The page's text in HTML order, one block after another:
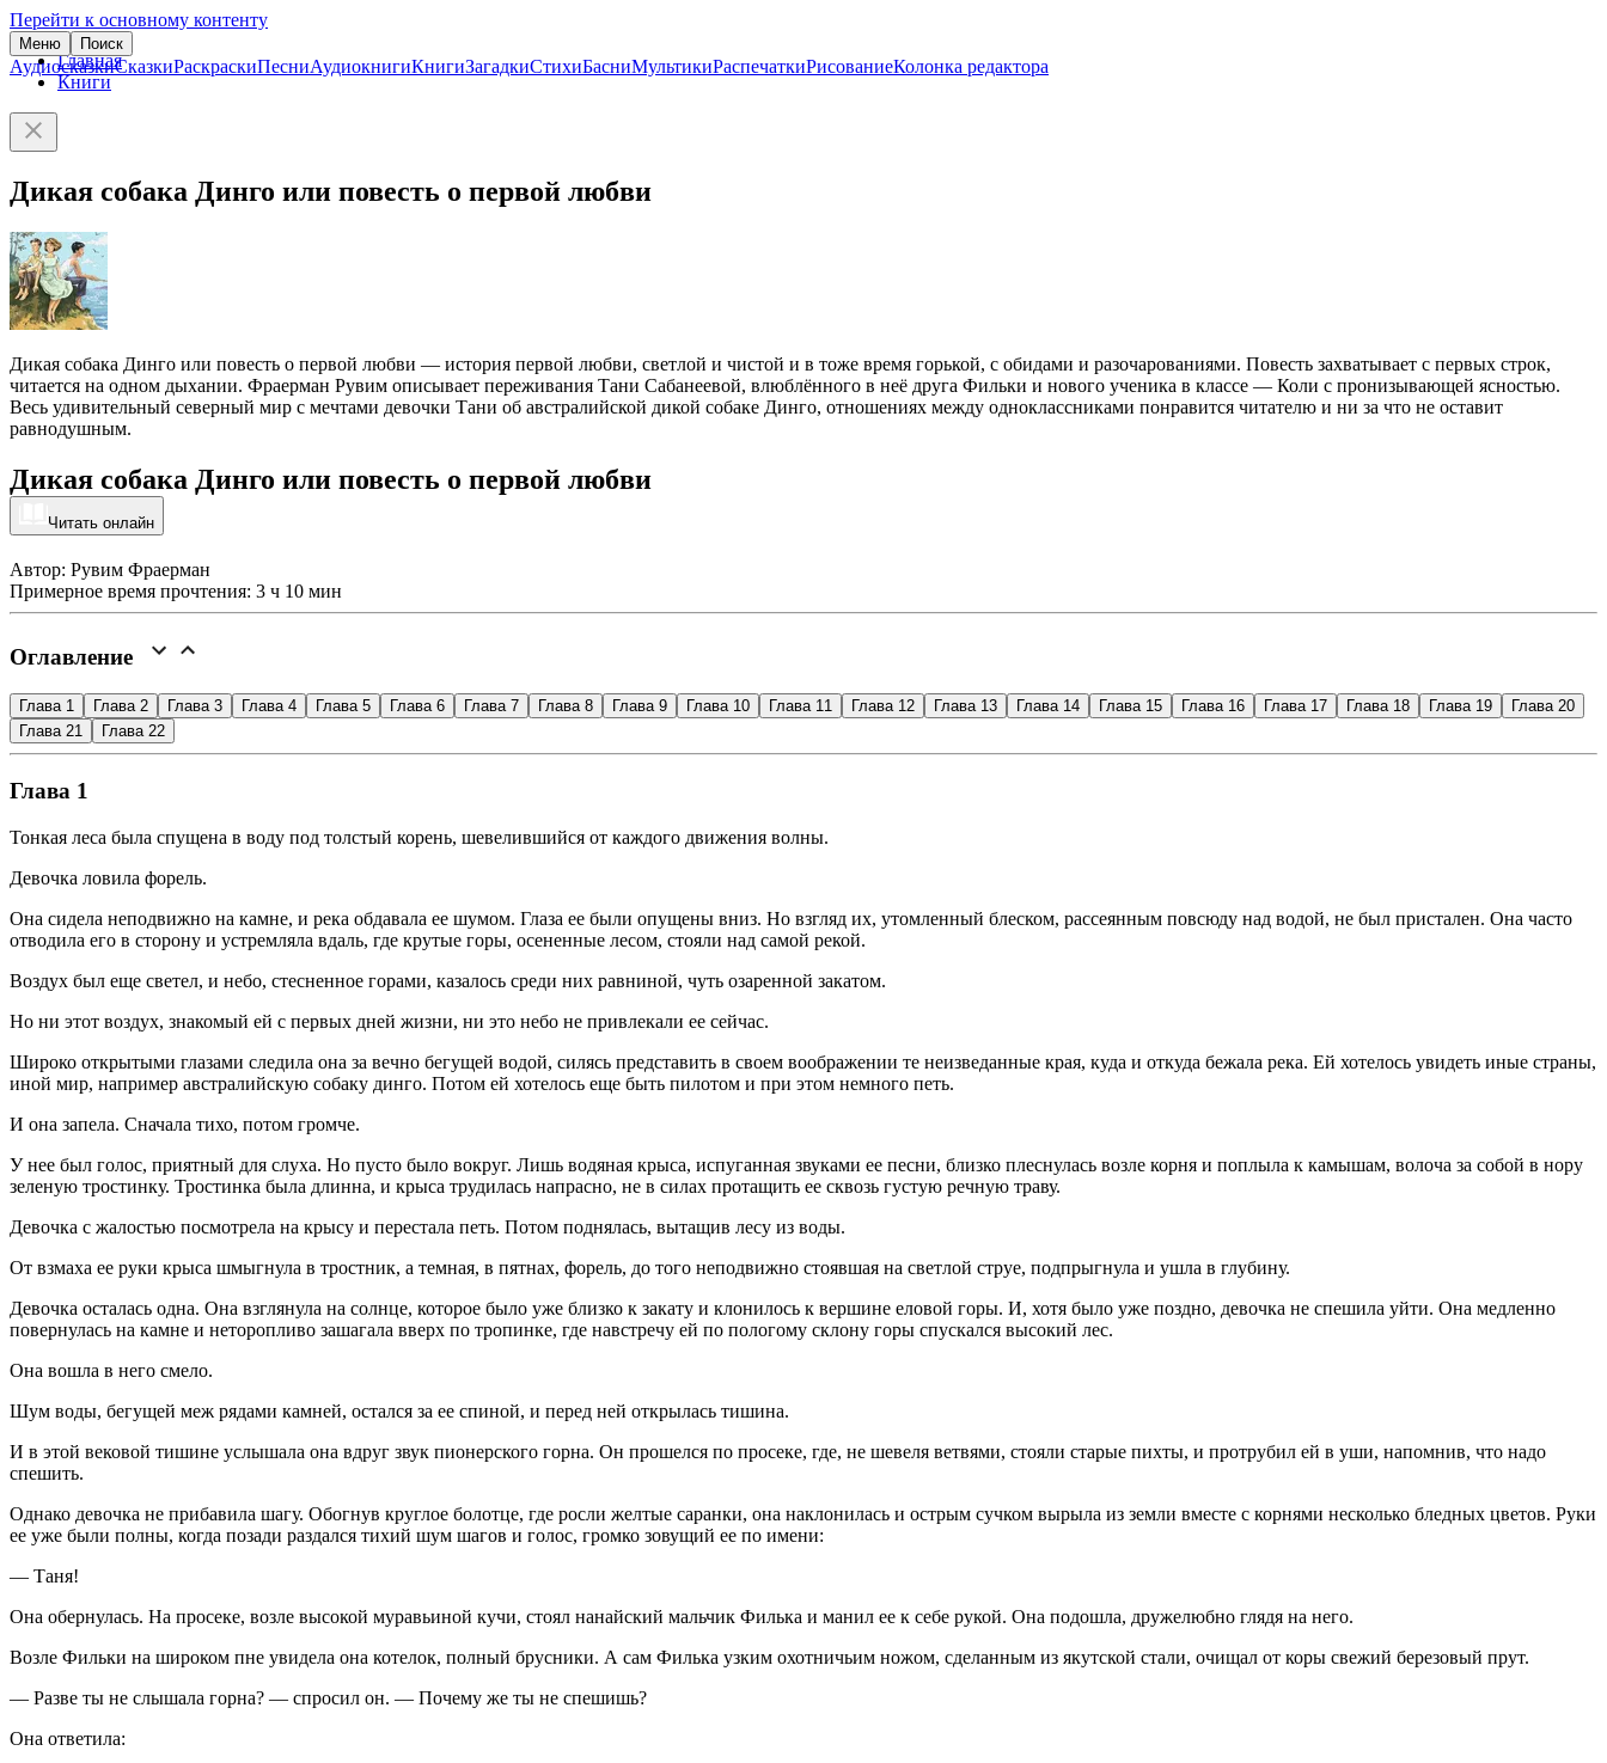
Перейти к основному контенту
Меню Поиск
АудиосказкиСказкиРаскраскиПесниАудиокнигиКнигиЗагадкиСтихиБасниМультикиРаспечаткиРисованиеКолонка редактора
Главная
Книги
Дикая собака Динго или повесть о первой любви
Дикая собака Динго или повесть о первой любви — история первой любви, светлой и чистой и в тоже время горькой, с обидами и разочарованиями. Повесть захватывает с первых строк,
читается на одном дыхании. Фраерман Рувим описывает переживания Тани Сабанеевой, влюблённого в неё друга Фильки и нового ученика в классе — Коли с пронизывающей ясностью.
Весь удивительный северный мир с мечтами девочки Тани об австралийской дикой собаке Динго, отношениях между одноклассниками понравится читателю и ни за что не оставит
равнодушным.
Дикая собака Динго или повесть о первой любви
Читать онлайн
Автор: Рувим Фраерман
Примерное время прочтения: 3 ч 10 мин
Оглавление
Глава 1 Глава 2 Глава 3 Глава 4 Глава 5 Глава 6 Глава 7 Глава 8 Глава 9 Глава 10 Глава 11 Глава 12 Глава 13 Глава 14 Глава 15 Глава 16 Глава 17 Глава 18 Глава 19
Глава 20
Глава 21
Глава 22
Глава 1
Тонкая леса была спущена в воду под толстый корень, шевелившийся от каждого движения волны.
Девочка ловила форель.
Она сидела неподвижно на камне, и река обдавала ее шумом. Глаза ее были опущены вниз. Но взгляд их, утомленный блеском, рассеянным повсюду над водой, не был пристален. Она часто
отводила его в сторону и устремляла вдаль, где крутые горы, осененные лесом, стояли над самой рекой.
Воздух был еще светел, и небо, стесненное горами, казалось среди них равниной, чуть озаренной закатом.
Но ни этот воздух, знакомый ей с первых дней жизни, ни это небо не привлекали ее сейчас.
Широко открытыми глазами следила она за вечно бегущей водой, силясь представить в своем воображении те неизведанные края, куда и откуда бежала река. Ей хотелось увидеть иные страны,
иной мир, например австралийскую собаку динго. Потом ей хотелось еще быть пилотом и при этом немного петь.
И она запела. Сначала тихо, потом громче.
У нее был голос, приятный для слуха. Но пусто было вокруг. Лишь водяная крыса, испуганная звуками ее песни, близко плеснулась возле корня и поплыла к камышам, волоча за собой в нору
зеленую тростинку. Тростинка была длинна, и крыса трудилась напрасно, не в силах протащить ее сквозь густую речную траву.
Девочка с жалостью посмотрела на крысу и перестала петь. Потом поднялась, вытащив лесу из воды.
От взмаха ее руки крыса шмыгнула в тростник, а темная, в пятнах, форель, до того неподвижно стоявшая на светлой струе, подпрыгнула и ушла в глубину.
Девочка осталась одна. Она взглянула на солнце, которое было уже близко к закату и клонилось к вершине еловой горы. И, хотя было уже поздно, девочка не спешила уйти. Она медленно
повернулась на камне и неторопливо зашагала вверх по тропинке, где навстречу ей по пологому склону горы спускался высокий лес.
Она вошла в него смело.
Шум воды, бегущей меж рядами камней, остался за ее спиной, и перед ней открылась тишина.
И в этой вековой тишине услышала она вдруг звук пионерского горна. Он прошелся по просеке, где, не шевеля ветвями, стояли старые пихты, и протрубил ей в уши, напомнив, что надо
спешить.
Однако девочка не прибавила шагу. Обогнув круглое болотце, где росли желтые саранки, она наклонилась и острым сучком вырыла из земли вместе с корнями несколько бледных цветов. Руки
ее уже были полны, когда позади раздался тихий шум шагов и голос, громко зовущий ее по имени:
— Таня!
Она обернулась. На просеке, возле высокой муравьиной кучи, стоял нанайский мальчик Филька и манил ее к себе рукой. Она подошла, дружелюбно глядя на него.
Возле Фильки на широком пне увидела она котелок, полный брусники. А сам Филька узким охотничьим ножом, сделанным из якутской стали, очищал от коры свежий березовый прут.
— Разве ты не слышала горна? — спросил он. — Почему же ты не спешишь?
Она ответила: